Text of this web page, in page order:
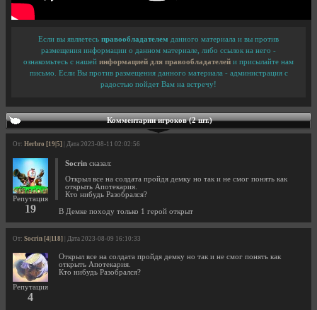
Если вы являетесь правообладателем данного материала и вы против
размещения информации о данном материале, либо ссылок на него -
ознакомьтесь с нашей информацией для правообладателей и присылайте нам
письмо. Если Вы против размещения данного материала - администрация с
радостью пойдет Вам на встречу!
Комментарии игроков (2 шт.)
От: Herbro [19|5] | Дата 2023-08-11 02:02:56
Репутация
19
Socrin сказал:
Открыл все на солдата пройдя демку но так и не смог понять как
открыть Апотекария.
Кто нибудь Разобрался?
В Демке походу только 1 герой открыт
От: Socrin [4|118] | Дата 2023-08-09 16:10:33
Репутация
4
Открыл все на солдата пройдя демку но так и не смог понять как
открыть Апотекария.
Кто нибудь Разобрался?